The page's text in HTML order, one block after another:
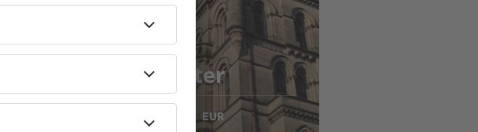
Manchester
A PARTIR DE
EUR